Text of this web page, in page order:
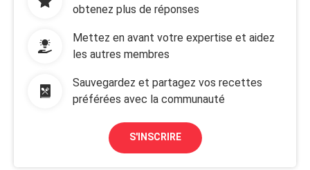
obtenez plus de réponses
Mettez en avant votre expertise et aidez
les autres membres
Sauvegardez et partagez vos recettes
préférées avec la communauté
S'INSCRIRE